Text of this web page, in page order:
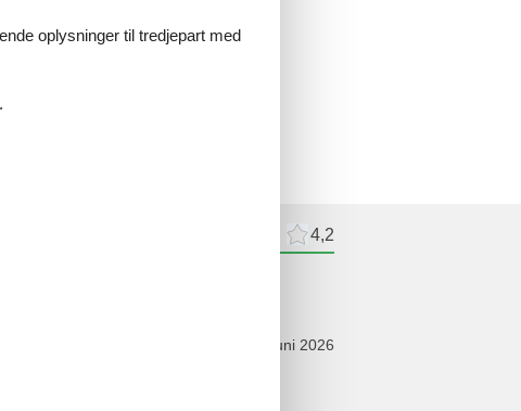
4,2
juni 2026
oplysninger til tredjepart med